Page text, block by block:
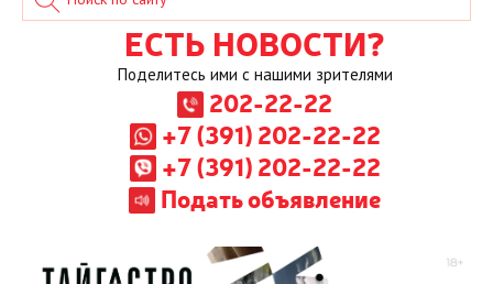
ЕСТЬ НОВОСТИ?
Поделитесь ими с нашими зрителями
202-22-22
+7 (391) 202-22-22
+7 (391) 202-22-22
Подать объявление